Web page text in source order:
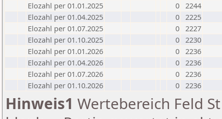
Elozahl per 01.01.2025
0 2244
Elozahl per 01.04.2025
0 2225
Elozahl per 01.07.2025
0 2227
Elozahl per 01.10.2025
0 2230
Elozahl per 01.01.2026
0 2236
Elozahl per 01.04.2026
0 2236
Elozahl per 01.07.2026
0 2236
Elozahl per 01.10.2026
0 2236
Hinweis1 Wertebereich Feld